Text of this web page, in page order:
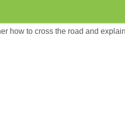
how to cross the road and